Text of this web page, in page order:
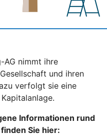
AG nimmt ihre
und ihren
verfolgt sie eine
Informationen rund
Sie hier: